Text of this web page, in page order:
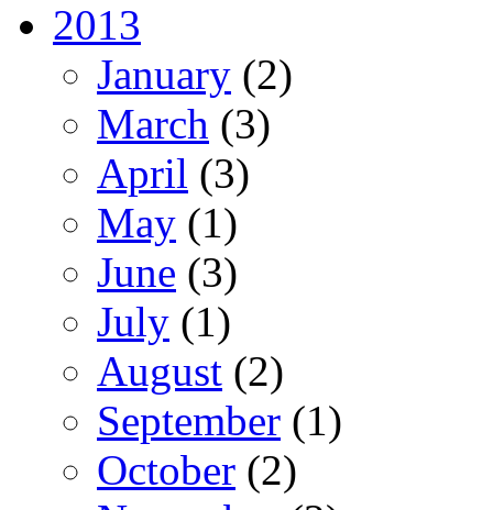
2013
January (2)
March (3)
April (3)
May (1)
June (3)
July (1)
August (2)
September (1)
October (2)